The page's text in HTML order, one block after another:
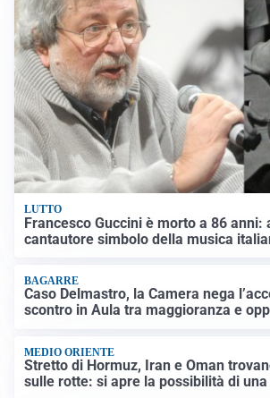
LUTTO
Francesco Guccini è morto a 86 anni:
cantautore simbolo della musica
BAGARRE
Caso Delmastro, la Camera nega
scontro in Aula tra maggioranza e
MEDIO ORIENTE
Stretto di Hormuz, Iran e Oman
sulle rotte: si apre la possibilità di